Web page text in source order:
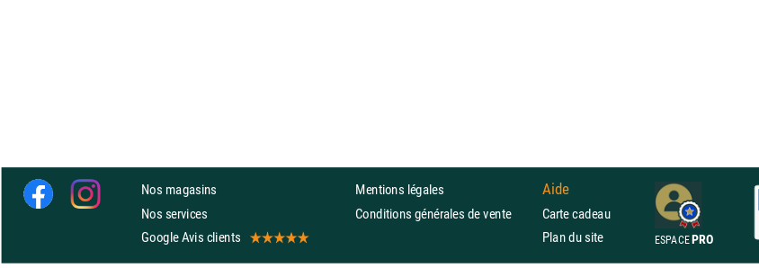
Nos magasins
Nos services
Google Avis clients
Mentions légales
Conditions générales de vente
Aide
Carte cadeau
Plan du site
ESPACEPRO